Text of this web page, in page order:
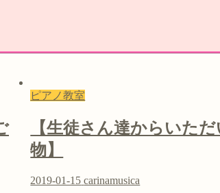
ピアノ教室
【生徒さん達からいた
物】
2019-01-15 carinamusica